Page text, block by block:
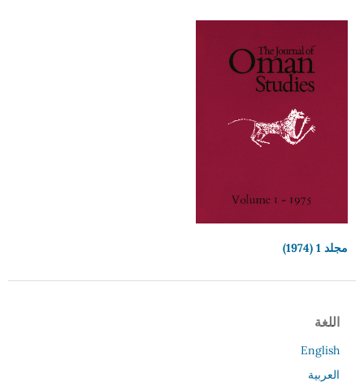
مجلد 1 (1974)
اللغة
English
العربية